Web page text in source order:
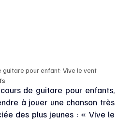
guitare pour enfant: Vive le vent
de guitare pour enfants,
à jouer une chanson très
des plus jeunes : « Vive le